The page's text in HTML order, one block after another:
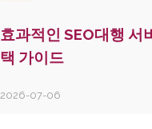
효과적인 SEO대행 서
택 가이드
2026-07-06